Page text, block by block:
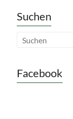
Suchen
Facebook